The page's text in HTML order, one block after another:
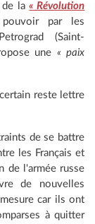
de la« Révolution
par les
(Saint-
une « paix
reste lettre
de se battre
les Français et
de l'armée russe
de nouvelles
car ils ont
à quitter